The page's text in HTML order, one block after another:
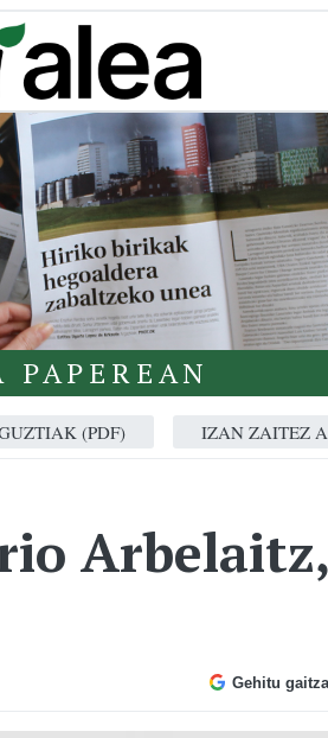
PAPEREAN
(PDF) IZAN ZAITEZ
Gehitu